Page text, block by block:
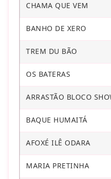
CHAMA QUE VEM
BANHO DE XERO
TREM DU BÃO
OS BATERAS
ARRASTÃO BLOCO
BAQUE HUMAITÁ
AFOXÉ ILÊ ODARA
MARIA PRETINHA